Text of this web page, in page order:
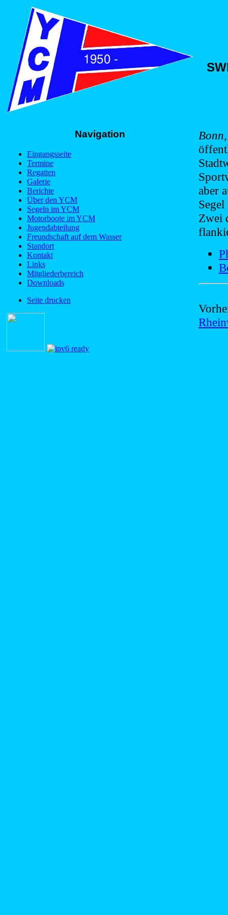
Navigation
Eingangsseite
Termine
Regatten
Galerie
Berichte
Über den YCM
Segeln im YCM
Motorboote im YCM
Jugendabteilung
Freundschaft auf dem Wasser
Standort
Kontakt
Links
Mitgliederbereich
Downloads
Seite drucken
aber
Zwei